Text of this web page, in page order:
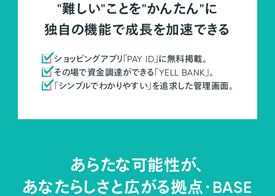
"難しい"ことを"かんたん"に
独自の機能で成長を加速できる
ショッピングアプリ「PAY ID」に無料掲載。
その場で資金調達ができる「YELL BANK」。
「シンプルでわかりやすい」を追求した管理画面。
あらたな可能性が、
あなたらしさと広がる拠点・BASE